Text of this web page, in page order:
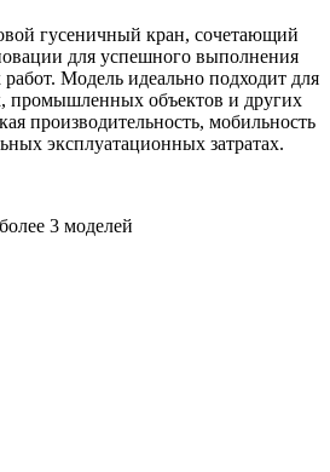
гусеничный кран, сочетающий
для успешного выполнения
Модель идеально подходит для
промышленных объектов и других
производительность, мобильность
эксплуатационных затратах.
3 моделей